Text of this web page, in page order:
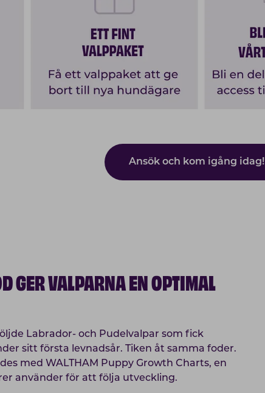
Ansök och kom igång idag!
GER VALPARNA EN OPTIMAL
Labrador- och Pudelvalpar som fick
sitt första levnadsår. Tiken åt samma foder.
med WALTHAM Puppy Growth Charts, en
använder för att följa utveckling.